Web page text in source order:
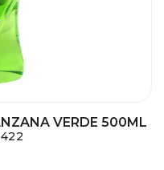
VERDE 500ML